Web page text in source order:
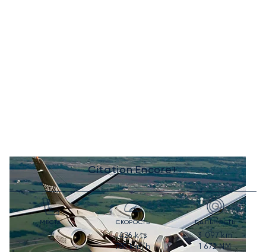
Citation Encore+
МЕСТА
7
СКОРОСТЬ
426kts
789km/h
ДАЛЬНОСТЬ
3 097km
1 672NM